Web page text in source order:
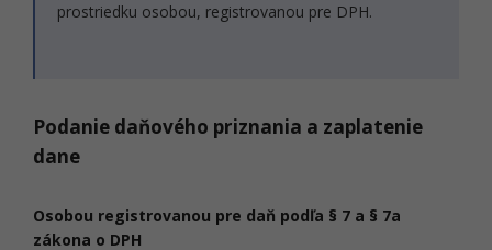
prostriedku osobou, registrovanou pre DPH.
Podanie daňového priznania a zaplatenie
dane
Osobou registrovanou pre daň podľa § 7 a § 7a
zákona o DPH